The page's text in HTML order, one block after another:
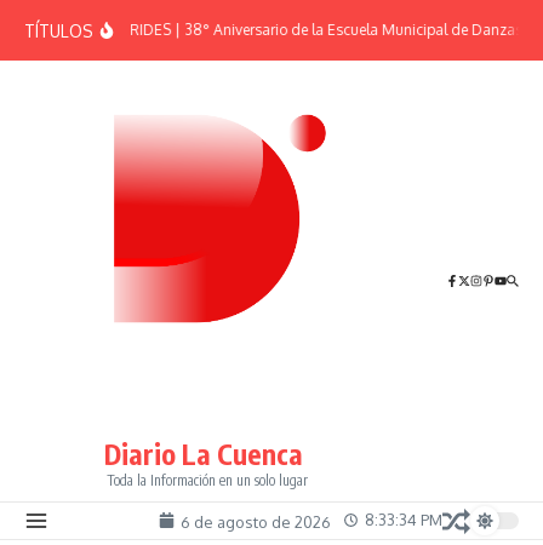
TÍTULOSEFEMÉRIDES | 38° Aniversario de la Escuela Municipal de Danzas “El
Diario La Cuenca
Toda la Información en un solo lugar
6 de agosto de 2026 8:33:35 PM